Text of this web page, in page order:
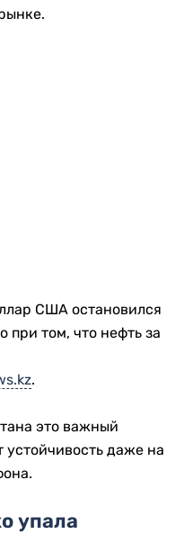
США остановился
при том, что нефть за
.
это важный
устойчивость даже на
упала